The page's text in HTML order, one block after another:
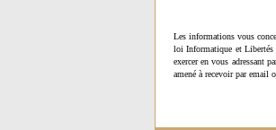
Les informations vous
loi Informatique et Libertés
exercer en vous adressant
amené à recevoir par email